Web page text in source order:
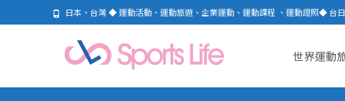
日本、台灣 ◆ 運動活動、運動旅遊、企業運動、運動課程 、運動證照◆ 台
世界運動